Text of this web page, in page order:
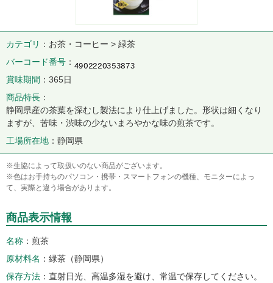
カテゴリ
お茶・コーヒー > 緑茶
バーコード番号
賞味期間
365日
商品特長
静岡県産の茶葉を深むし製法により仕上げました。形状は細くなり
ますが、苦味・渋味の少ないまろやかな味の煎茶です。
工場所在地
静岡県
※生協によって取扱いのない商品がございます。
※色はお手持ちのパソコン・携帯・スマートフォンの機種、モニターによっ
て、実際と違う場合があります。
商品表示情報
名称
煎茶
原材料名
緑茶（静岡県）
保存方法
直射日光、高温多湿を避け、常温で保存してください。